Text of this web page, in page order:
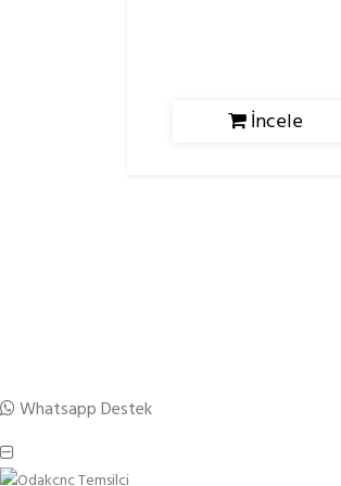
İncele
Whatsapp Destek